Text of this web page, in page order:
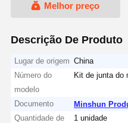
Melhor preço
Descrição De Produto
Lugar de origem China
Número do
modelo
Kit de junta do
Documento
Minshun
Quantidade de
1 unidade